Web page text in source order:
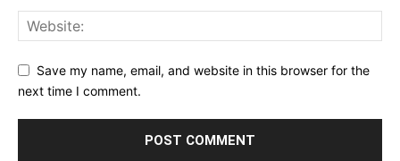
Save my name, email, and website in this browser for the
next time I comment.